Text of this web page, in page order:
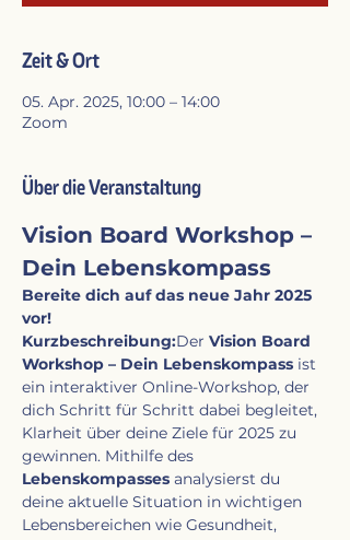
Zeit & Ort
05. Apr. 2025, 10:00 – 14:00
Zoom
Über die Veranstaltung
Vision Board Workshop –
Dein Lebenskompass
Bereite dich auf das neue Jahr 2025
vor!
Kurzbeschreibung:Der Vision Board
Workshop – Dein Lebenskompass ist
ein interaktiver Online-Workshop, der
dich Schritt für Schritt dabei begleitet,
Klarheit über deine Ziele für 2025 zu
gewinnen. Mithilfe des
Lebenskompasses analysierst du
deine aktuelle Situation in wichtigen
Lebensbereichen wie Gesundheit,